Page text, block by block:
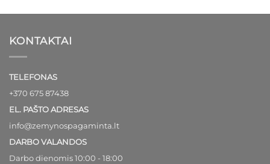
KONTAKTAI
TELEFONAS
+370 675 87438
EL. PAŠTO ADRESAS
info@zemynospagaminta.lt
DARBO VALANDOS
Darbo dienomis 10:00 - 18:00